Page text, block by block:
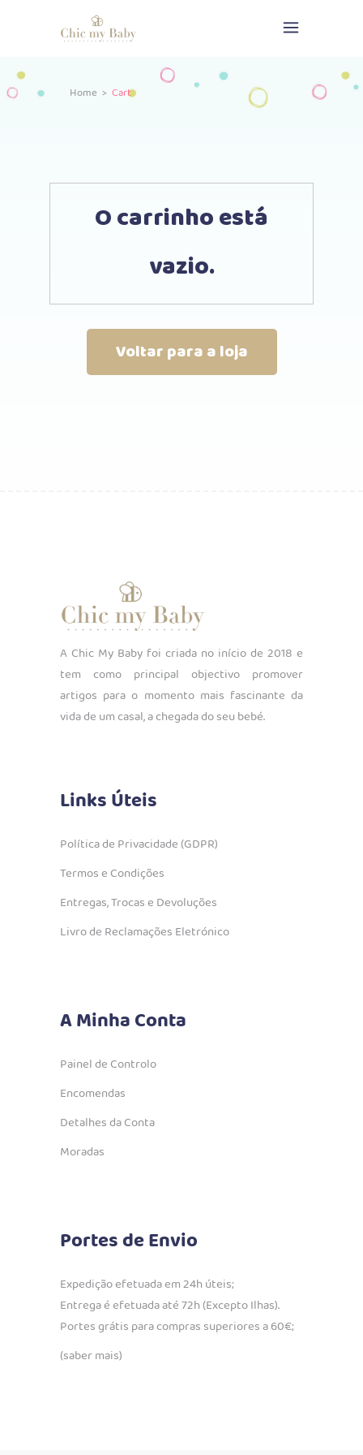
Home > Cart
O carrinho está
vazio.
Voltar para a loja
A Chic My Baby foi criada no início de 2018 e
tem como principal objectivo promover
artigos para o momento mais fascinante da
vida de um casal, a chegada do seu bebé.
Links Úteis
Política de Privacidade (GDPR)
Termos e Condições
Entregas, Trocas e Devoluções
Livro de Reclamações Eletrónico
A Minha Conta
Painel de Controlo
Encomendas
Detalhes da Conta
Moradas
Portes de Envio
Expedição efetuada em 24h úteis;
Entrega é efetuada até 72h (Excepto Ilhas).
Portes grátis para compras superiores a 60€;
(saber mais)